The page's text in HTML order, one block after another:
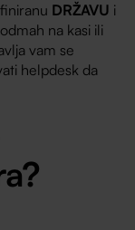
DRŽAVU i
na kasi ili
vam se
helpdesk da